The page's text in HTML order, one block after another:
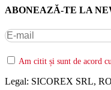
ABONEAZĂ-TE LA
Am citit și sunt de acord cu
Legal: SICOREX SRL,